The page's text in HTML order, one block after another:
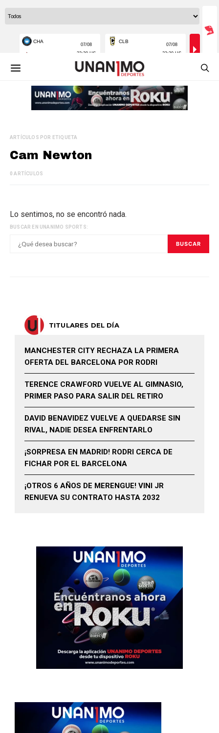
ARTÍCULOS POR ETIQUETA
Cam Newton
0 ARTÍCULOS
Lo sentimos, no se encontró nada.
BUSCAR EN UNANIMO SPORTS:
BUSCAR
TITULARES DEL DÍA
MANCHESTER CITY RECHAZA LA PRIMERA
OFERTA DEL BARCELONA POR RODRI
TERENCE CRAWFORD VUELVE AL GIMNASIO,
PRIMER PASO PARA SALIR DEL RETIRO
DAVID BENAVIDEZ VUELVE A QUEDARSE SIN
RIVAL, NADIE DESEA ENFRENTARLO
¡SORPRESA EN MADRID! RODRI CERCA DE
FICHAR POR EL BARCELONA
¡OTROS 6 AÑOS DE MERENGUE! VINI JR
RENUEVA SU CONTRATO HASTA 2032